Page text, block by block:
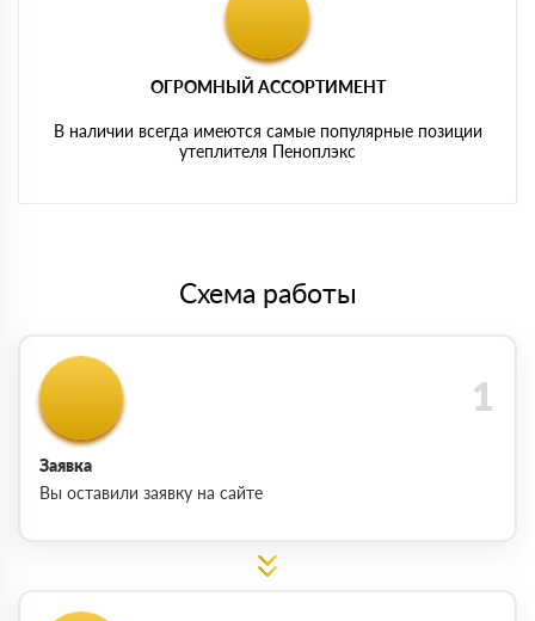
ОГРОМНЫЙ АССОРТИМЕНТ
В наличии всегда имеются самые популярные позиции
утеплителя Пеноплэкс
Схема работы
Заявка
Вы оставили заявку на сайте